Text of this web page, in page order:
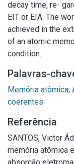
decay time, re-
EIT or EIA. The
achieved in the
of an atomic
condition.
Palavras-
Memória atômica;
coerentes
Referência
SANTOS, Victor
memória atômica